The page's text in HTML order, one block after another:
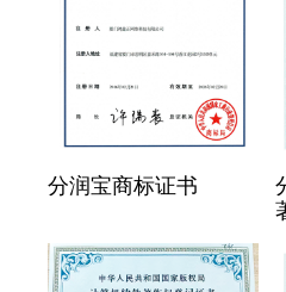
分润宝商标证书